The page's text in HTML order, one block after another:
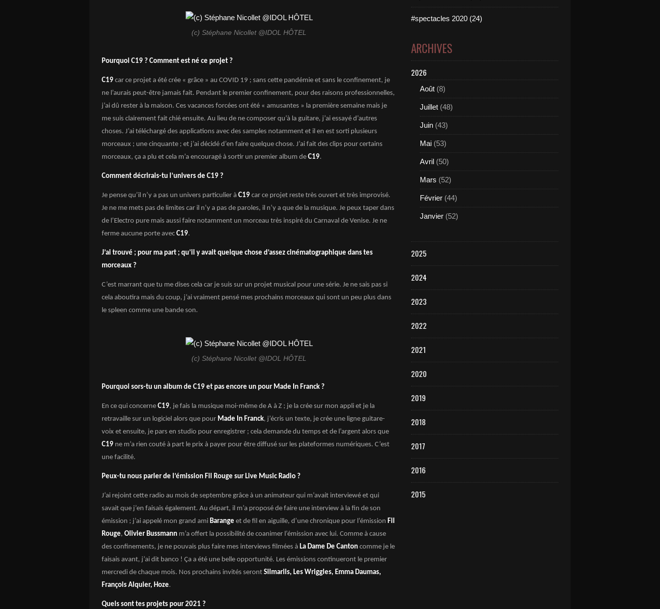
(c) Stéphane Nicollet @IDOL HÔTEL
Pourquoi C19 ? Comment est né ce projet ?
C19 car ce projet a été crée « grâce » au COVID 19 ; sans cette pandémie et sans le confinement, je
ne l’aurais peut-être jamais fait. Pendant le premier confinement, pour des raisons professionnelles,
j’ai dû rester à la maison. Ces vacances forcées ont été « amusantes » la première semaine mais je
me suis clairement fait chié ensuite. Au lieu de ne composer qu’à la guitare, j’ai essayé d’autres
choses. J’ai téléchargé des applications avec des samples notamment et il en est sorti plusieurs
morceaux ; une cinquante ; et j’ai décidé d’en faire quelque chose. J’ai fait des clips pour certains
morceaux, ça a plu et cela m’a encouragé à sortir un premier album de C19.
Comment décrirais-tu l’univers de C19 ?
Je pense qu’il n’y a pas un univers particulier à C19 car ce projet reste très ouvert et très improvisé.
Je ne me mets pas de limites car il n’y a pas de paroles, il n’y a que de la musique. Je peux taper dans
de l’Electro pure mais aussi faire notamment un morceau très inspiré du Carnaval de Venise. Je ne
ferme aucune porte avec C19.
J’ai trouvé ; pour ma part ; qu’il y avait quelque chose d’assez cinématographique dans tes
morceaux ?
C’est marrant que tu me dises cela car je suis sur un projet musical pour une série. Je ne sais pas si
cela aboutira mais du coup, j’ai vraiment pensé mes prochains morceaux qui sont un peu plus dans
le spleen comme une bande son.
(c) Stéphane Nicollet @IDOL HÔTEL
Pourquoi sors-tu un album de C19 et pas encore un pour Made In Franck ?
En ce qui concerne C19, je fais la musique moi-même de A à Z ; je la crée sur mon appli et je la
retravaille sur un logiciel alors que pour Made In Franck, j’écris un texte, je crée une ligne guitare-
voix et ensuite, je pars en studio pour enregistrer ; cela demande du temps et de l’argent alors que
C19 ne m’a rien couté à part le prix à payer pour être diffusé sur les plateformes numériques. C’est
une facilité.
Peux-tu nous parler de l’émission Fil Rouge sur Live Music Radio ?
J’ai rejoint cette radio au mois de septembre grâce à un animateur qui m’avait interviewé et qui
savait que j’en faisais également. Au départ, il m’a proposé de faire une interview à la fin de son
émission ; j’ai appelé mon grand ami Barange et de fil en aiguille, d’une chronique pour l’émission Fil
Rouge, Olivier Bussmann m’a offert la possibilité de coanimer l’émission avec lui. Comme à cause
des confinements, je ne pouvais plus faire mes interviews filmées à La Dame De Canton comme je le
faisais avant, j’ai dit banco ! Ça a été une belle opportunité. Les émissions continueront le premier
mercredi de chaque mois. Nos prochains invités seront Silmarils, Les Wriggles, Emma Daumas,
François Alquier, Hoze.
Quels sont tes projets pour 2021 ?
#spectacles 2020 (24)
ARCHIVES
2026
Août (8)
Juillet (48)
Juin (43)
Mai (53)
Avril (50)
Mars (52)
Février (44)
Janvier (52)
2025
2024
2023
2022
2021
2020
2019
2018
2017
2016
2015